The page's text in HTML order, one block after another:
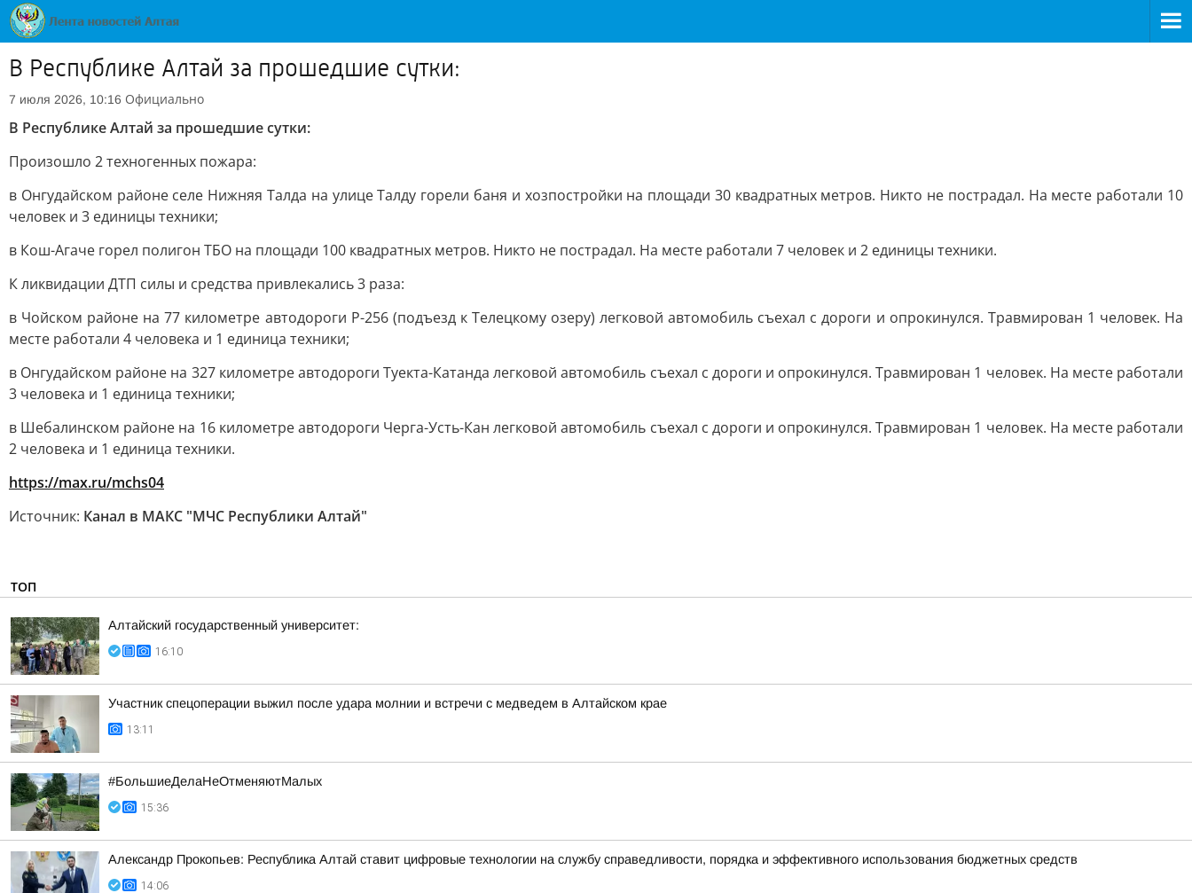
В Республике Алтай за прошедшие сутки:
7 июля 2026, 10:16 Официально
В Республике Алтай за прошедшие сутки:
Произошло 2 техногенных пожара:
в Онгудайском районе селе Нижняя Талда на улице Талду горели баня и хозпостройки на площади 30 квадратных метров. Никто не пострадал. На месте работали 10
человек и 3 единицы техники;
в Кош-Агаче горел полигон ТБО на площади 100 квадратных метров. Никто не пострадал. На месте работали 7 человек и 2 единицы техники.
К ликвидации ДТП силы и средства привлекались 3 раза:
в Чойском районе на 77 километре автодороги Р-256 (подъезд к Телецкому озеру) легковой автомобиль съехал с дороги и опрокинулся. Травмирован 1 человек. На
месте работали 4 человека и 1 единица техники;
в Онгудайском районе на 327 километре автодороги Туекта-Катанда легковой автомобиль съехал с дороги и опрокинулся. Травмирован 1 человек. На месте работали
3 человека и 1 единица техники;
в Шебалинском районе на 16 километре автодороги Черга-Усть-Кан легковой автомобиль съехал с дороги и опрокинулся. Травмирован 1 человек. На месте работали
2 человека и 1 единица техники.
https://max.ru/mchs04
Источник: Канал в МАКС "МЧС Республики Алтай"
ТОП
Алтайский государственный университет:
16:10
Участник спецоперации выжил после удара молнии и встречи с медведем в Алтайском крае
13:11
#БольшиеДелаНеОтменяютМалых
15:36
Александр Прокопьев: Республика Алтай ставит цифровые технологии на службу справедливости, порядка и эффективного использования бюджетных средств
14:06